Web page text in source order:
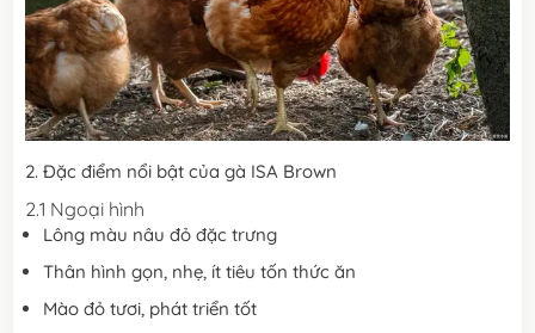
2. Đặc điểm nổi bật của gà ISA Brown
2.1 Ngoại hình
Lông màu nâu đỏ đặc trưng
Thân hình gọn, nhẹ, ít tiêu tốn thức ăn
Mào đỏ tươi, phát triển tốt